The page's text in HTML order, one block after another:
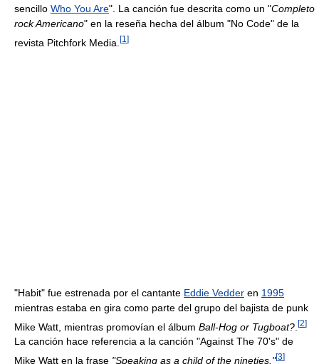
sencillo Who You Are". La canción fue descrita como un "Completo
rock Americano" en la reseña hecha del álbum "No Code" de la
revista Pitchfork Media. [1 ]
"Habit" fue estrenada por el cantante Eddie Vedder en 1995
mientras estaba en gira como parte del grupo del bajista de punk
Mike Watt, mientras promovían el álbum Ball-Hog or Tugboat? [2]
La canción hace referencia a la canción "Against The 70's" de
Mike Watt en la frase "Speaking as a child of the nineties."[3]